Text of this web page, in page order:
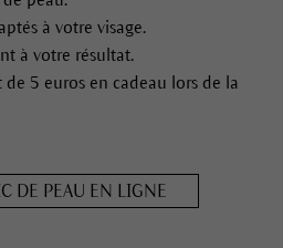
à votre visage.
à votre résultat.
de 5 euros en cadeau lors de la
DE PEAU EN LIGNE